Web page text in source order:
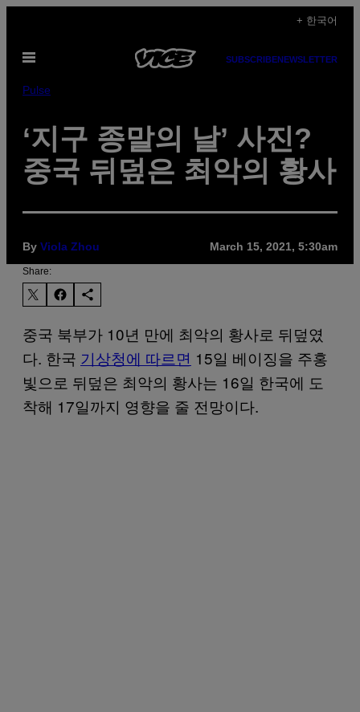
content
+ 한국어
Open
SUBSCRIBENEWSLETTER
Pulse
‘지구 종말의 날’ 사진?
중국 뒤덮은 최악의 황사
By Viola Zhou March 15, 2021, 5:30am
Share:
중국 북부가 10년 만에 최악의 황사로 뒤덮였
다. 한국 기상청에 따르면 15일 베이징을 주홍
빛으로 뒤덮은 최악의 황사는 16일 한국에 도
착해 17일까지 영향을 줄 전망이다.